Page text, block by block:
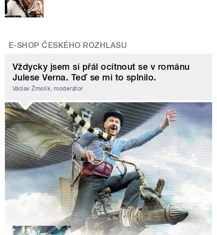
E-SHOP ČESKÉHO ROZHLASU
Vždycky jsem si přál ocitnout se v románu
Julese Verna. Teď se mi to splnilo.
Václav Žmolík, moderátor